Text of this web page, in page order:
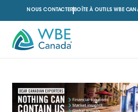
NOUS CONTACTER BOÎTE À OUTILS WBE